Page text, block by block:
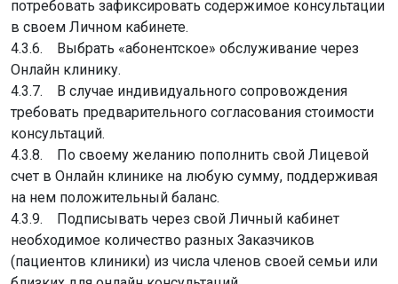
потребовать зафиксировать содержимое консультации
в своем Личном кабинете.
4.3.6. Выбрать «абонентское» обслуживание через
Онлайн клинику.
4.3.7. В случае индивидуального сопровождения
требовать предварительного согласования стоимости
консультаций.
4.3.8. По своему желанию пополнить свой Лицевой
счет в Онлайн клинике на любую сумму, поддерживая
на нем положительный баланс.
4.3.9. Подписывать через свой Личный кабинет
необходимое количество разных Заказчиков
(пациентов клиники) из числа членов своей семьи или